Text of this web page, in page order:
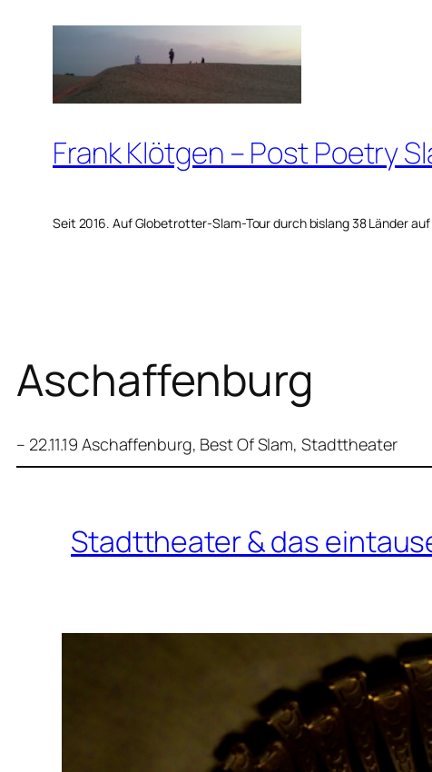
springen
Frank Klötgen – Post Poetry
Seit 2016. Auf Globetrotter-Slam-Tour durch bislang 38 Länder
Aschaffenburg
– 22.11.19 Aschaffenburg, Best Of Slam, Stadttheater
Stadttheater & das